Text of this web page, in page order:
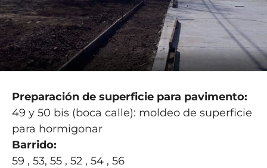
Preparación de superficie para pavimento:
49 y 50 bis (boca calle): moldeo de superficie
para hormigonar
Barrido:
59 , 53, 55 , 52 , 54 , 56